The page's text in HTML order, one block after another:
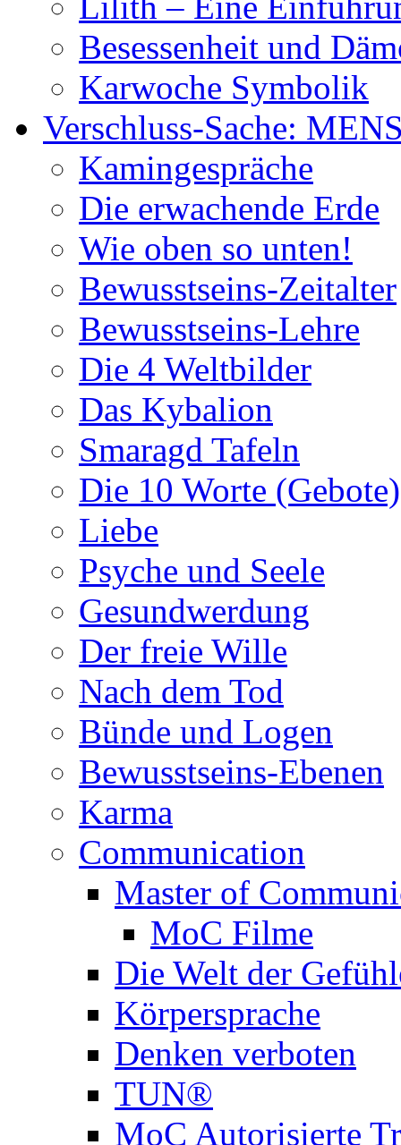
Besessenheit und
Karwoche Symbolik
Verschluss-Sache:
Kamingespräche
Die erwachende Erde
Wie oben so unten!
Bewusstseins-Zeitalter
Bewusstseins-Lehre
Die 4 Weltbilder
Das Kybalion
Smaragd Tafeln
Die 10 Worte (Gebote)
Liebe
Psyche und Seele
Gesundwerdung
Der freie Wille
Nach dem Tod
Bünde und Logen
Bewusstseins-Ebenen
Karma
Communication
Master of
MoC Filme
Die Welt der
Körpersprache
Denken verboten
TUN®
MoC Autorisierte